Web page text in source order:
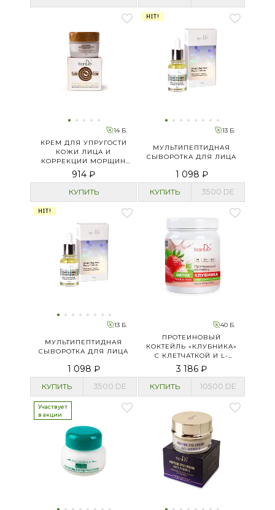
14 Б.
КРЕМ ДЛЯ УПРУГОСТИ
КОЖИ ЛИЦА И
КОРРЕКЦИИ МОРЩИН
SNAKE FACTOR
914 ₽
КУПИТЬ
HIT!
13 Б.
МУЛЬТИПЕПТИДНАЯ
СЫВОРОТКА ДЛЯ ЛИЦА
1 098 ₽
КУПИТЬ 3500 DE
HIT!
13 Б.
МУЛЬТИПЕПТИДНАЯ
СЫВОРОТКА ДЛЯ ЛИЦА
1 098 ₽
КУПИТЬ 3500 DE
40 Б.
ПРОТЕИНОВЫЙ
КОКТЕЙЛЬ «КЛУБНИКА»
С КЛЕТЧАТКОЙ И L-
КАРНИТИНОМ
3 186 ₽
КУПИТЬ 10500 DE
Участвует
в акции